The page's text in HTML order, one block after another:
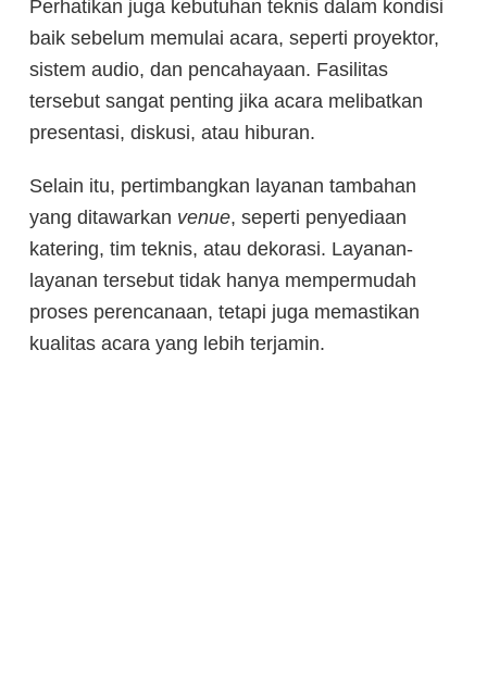
Perhatikan juga kebutuhan teknis dalam kondisi
baik sebelum memulai acara, seperti proyektor,
sistem audio, dan pencahayaan. Fasilitas
tersebut sangat penting jika acara melibatkan
presentasi, diskusi, atau hiburan.
Selain itu, pertimbangkan layanan tambahan
yang ditawarkan venue, seperti penyediaan
katering, tim teknis, atau dekorasi. Layanan-
layanan tersebut tidak hanya mempermudah
proses perencanaan, tetapi juga memastikan
kualitas acara yang lebih terjamin.